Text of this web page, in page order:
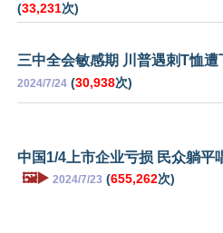
(33,231次)
三中全会敏感期 川普遇刺T恤遭
2024/7/24 (30,938次)
中国1/4上市企业亏损 民众躺平
🖼️▶️ 2024/7/23 (655,262次)